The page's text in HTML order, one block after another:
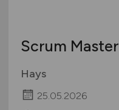
Scrum Master
Hays
25.05.2026